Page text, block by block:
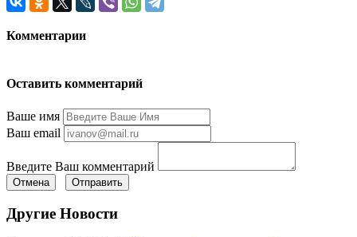
Комментарии
Оставить комментарий
Ваше имя
Ваш email
Введите Ваш комментарий
Отмена Отправить
Другие Новости